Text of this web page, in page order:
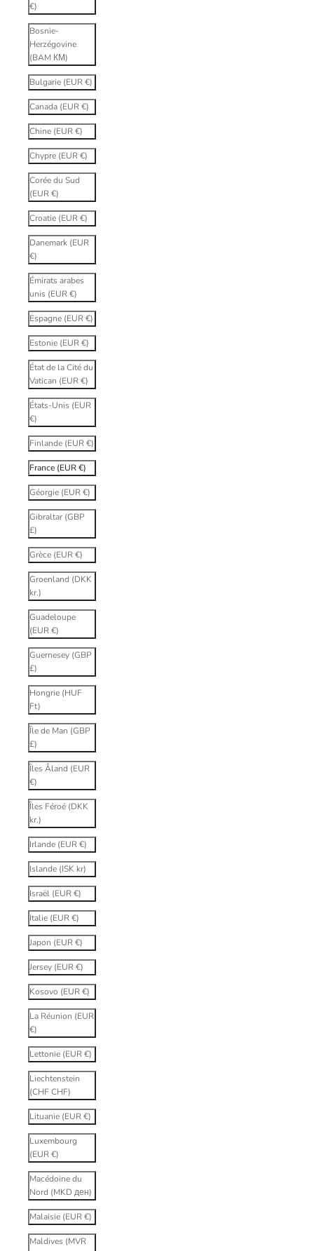
€)
Bosnie-
Herzégovine
(BAM КМ)
Bulgarie (EUR €)
Canada (EUR €)
Chine (EUR €)
Chypre (EUR €)
Corée du Sud
(EUR €)
Croatie (EUR €)
Danemark (EUR
€)
Émirats arabes
unis (EUR €)
Espagne (EUR €)
Estonie (EUR €)
État de la Cité du
Vatican (EUR €)
États-Unis (EUR
€)
Finlande (EUR €)
France (EUR €)
Géorgie (EUR €)
Gibraltar (GBP
£)
Grèce (EUR €)
Groenland (DKK
kr.)
Guadeloupe
(EUR €)
Guernesey (GBP
£)
Hongrie (HUF
Ft)
Île de Man (GBP
£)
Îles Åland (EUR
€)
Îles Féroé (DKK
kr.)
Irlande (EUR €)
Islande (ISK kr)
Israël (EUR €)
Italie (EUR €)
Japon (EUR €)
Jersey (EUR €)
Kosovo (EUR €)
La Réunion (EUR
€)
Lettonie (EUR €)
Liechtenstein
(CHF CHF)
Lituanie (EUR €)
Luxembourg
(EUR €)
Macédoine du
Nord (MKD ден)
Malaisie (EUR €)
Maldives (MVR